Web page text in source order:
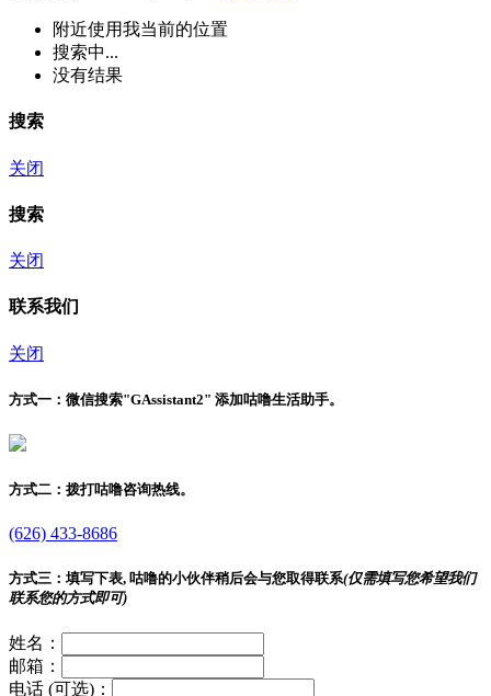
附近使用我当前的位置
搜索中...
没有结果
搜索
关闭
搜索
关闭
联系我们
关闭
方式一： 微信搜索"GAssistant2" 添加咕噜生活助手。
方式二： 拨打咕噜咨询热线。
(626) 433-8686
方式三： 填写下表, 咕噜的小伙伴稍后会与您取得联系(仅需填写您希望我们
联系您的方式即可)
姓名：
邮箱：
电话 (可选)：